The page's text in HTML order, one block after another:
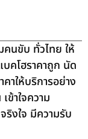
นขับ ทั่วไทย ให้
บคโฮราคาถูก นัด
าให้บริการอย่าง
าใจความ
ริงใจ มีความรับ